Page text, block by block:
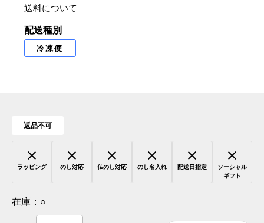
送料について
配送種別
冷凍便
返品不可
ラッピング のし対応 仏のし対応 のし名入れ 配送日指定
ソーシャル
ギフト
在庫： ○